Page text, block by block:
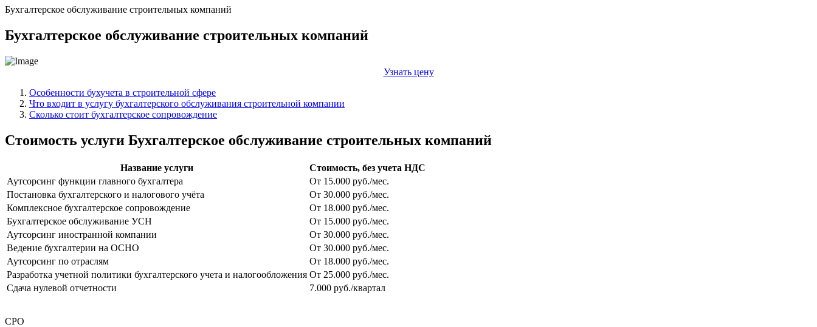
Бухгалтерское обслуживание строительных компаний
Бухгалтерское обслуживание строительных компаний
Узнать цену
Особенности бухучета в строительной сфере
Что входит в услугу бухгалтерского обслуживания строительной компании
Сколько стоит бухгалтерское сопровождение
Стоимость услуги Бухгалтерское обслуживание строительных компаний
Название услуги
Стоимость, без учета НДС
Аутсорсинг функции главного бухгалтера
От 15.000 руб./мес.
Постановка бухгалтерского и налогового учёта
От 30.000 руб./мес.
Комплексное бухгалтерское сопровождение
От 18.000 руб./мес.
Бухгалтерское обслуживание УСН
От 15.000 руб./мес.
Аутсорсинг иностранной компании
От 30.000 руб./мес.
Ведение бухгалтерии на ОСНО
От 30.000 руб./мес.
Аутсорсинг по отраслям
От 18.000 руб./мес.
Разработка учетной политики бухгалтерского учета и налогообложения От 25.000 руб./мес.
Сдача нулевой отчетности
7.000 руб./квартал
СРО